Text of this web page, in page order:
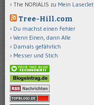
The NORIALIS zu Mein LaserJet
Tree-Hill.com
Du machst einen Fehler
Wenn Einen, dann Alle
Damals gefährlich
Messer und Stich